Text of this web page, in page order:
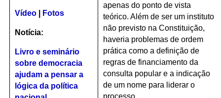
Vídeo Fotos
Notícia:
Livro e seminário
sobre democracia
ajudam a pensar a
lógica da política
apenas do ponto de vista
teórico. Além de ser um instituto
não previsto na Constituição,
haveria problemas de ordem
prática como a definição de
regras de financiamento da
consulta popular e a indicação
de um nome para liderar o
processo.